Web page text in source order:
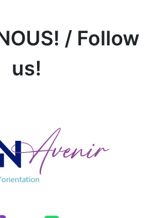
/ Follow
us!